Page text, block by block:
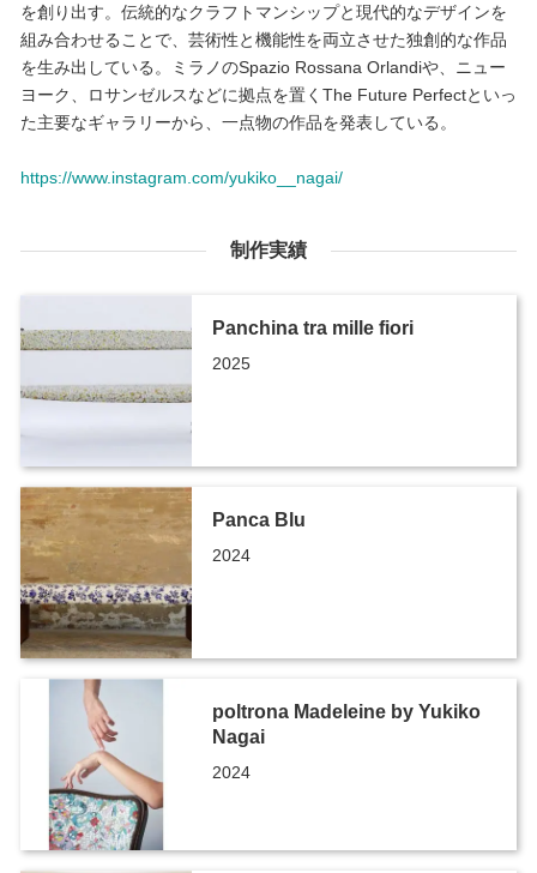
を創り出す。伝統的なクラフトマンシップと現代的なデザインを
組み合わせることで、芸術性と機能性を両立させた独創的な作品
を生み出している。ミラノのSpazio Rossana Orlandiや、ニュー
ヨーク、ロサンゼルスなどに拠点を置くThe Future Perfectといっ
た主要なギャラリーから、一点物の作品を発表している。
https://www.instagram.com/yukiko__nagai/
制作実績
Panchina tra mille fiori
2025
Panca Blu
2024
poltrona Madeleine by Yukiko
Nagai
2024